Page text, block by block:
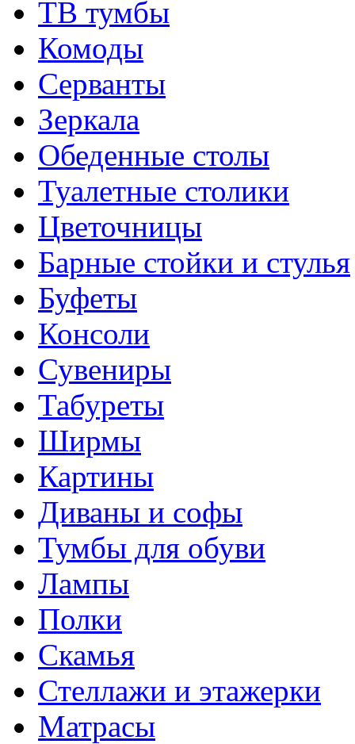
ТВ тумбы
Комоды
Серванты
Зеркала
Обеденные столы
Туалетные столики
Цветочницы
Барные стойки и стулья
Буфеты
Консоли
Сувениры
Табуреты
Ширмы
Картины
Диваны и софы
Тумбы для обуви
Лампы
Полки
Скамья
Стеллажи и этажерки
Матрасы